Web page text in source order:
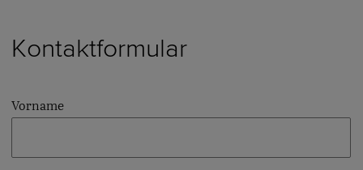
Kontaktformular
Vorname